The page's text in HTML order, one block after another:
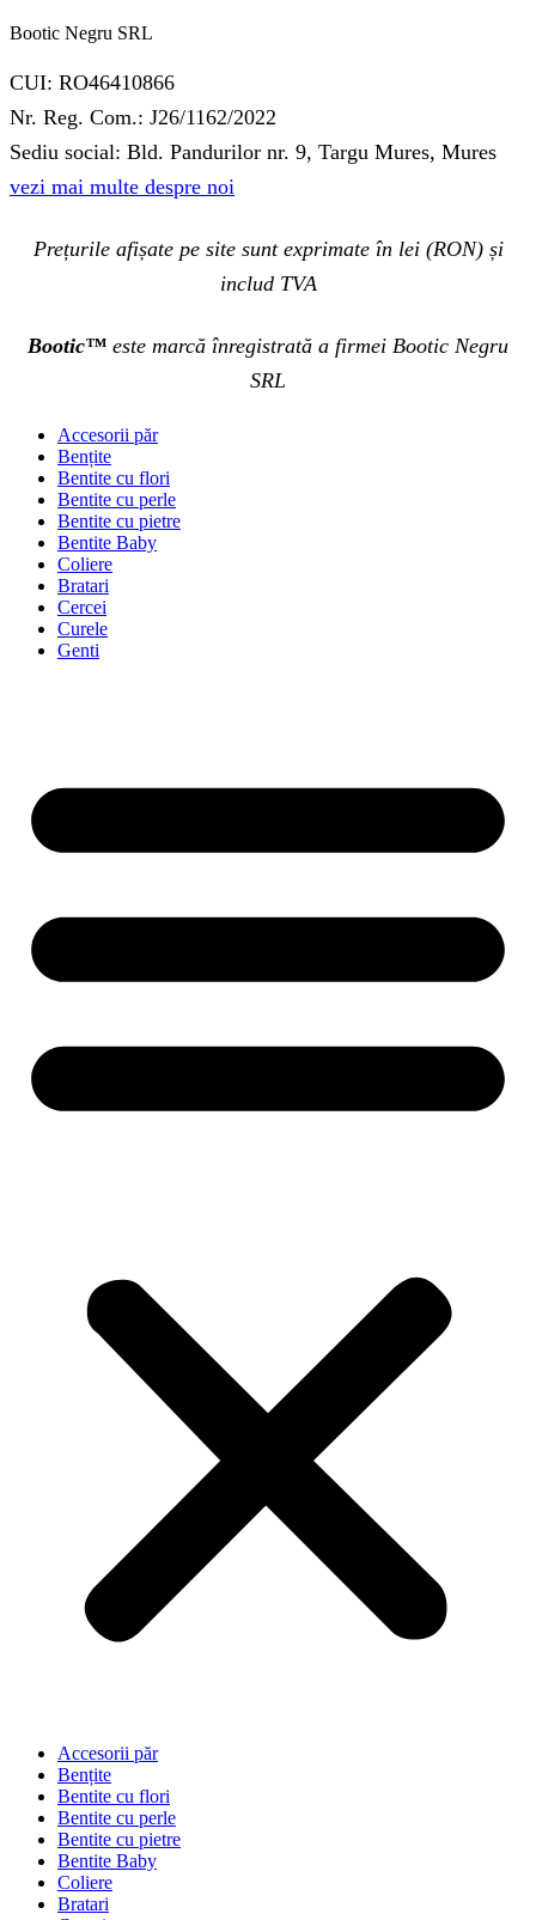
Bootic Negru SRL
CUI: RO46410866
Nr. Reg. Com.: J26/1162/2022
Sediu social: Bld. Pandurilor nr. 9, Targu Mures, Mures
vezi mai multe despre noi
Prețurile afișate pe site sunt exprimate în lei (RON) și
includ TVA
Bootic™ este marcă înregistrată a firmei Bootic Negru
SRL
Accesorii păr
Bențite
Bentite cu flori
Bentite cu perle
Bentite cu pietre
Bentite Baby
Coliere
Bratari
Cercei
Curele
Genti
Accesorii păr
Bențite
Bentite cu flori
Bentite cu perle
Bentite cu pietre
Bentite Baby
Coliere
Bratari